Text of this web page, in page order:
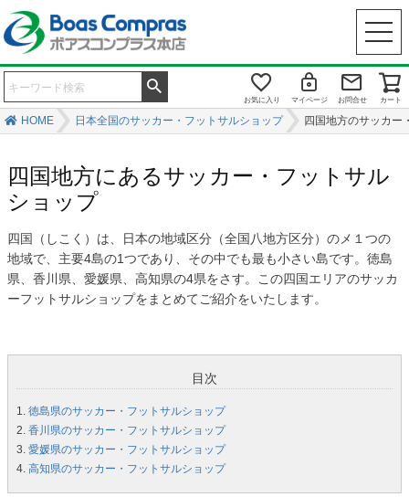
お気に入り マイページ お問合せ カート
HOME 日本全国のサッカー・フットサルショップ 四国地方のサッカー
四国地方にあるサッカー・フットサル
ショップ
四国（しこく）は、日本の地域区分（全国八地方区分）のメ１つの
地域で、主要4島の1つであり、その中でも最も小さい島です。徳島
県、香川県、愛媛県、高知県の4県をさす。この四国エリアのサッカ
ーフットサルショップをまとめてご紹介をいたします。
目次
徳島県のサッカー・フットサルショップ
香川県のサッカー・フットサルショップ
愛媛県のサッカー・フットサルショップ
高知県のサッカー・フットサルショップ